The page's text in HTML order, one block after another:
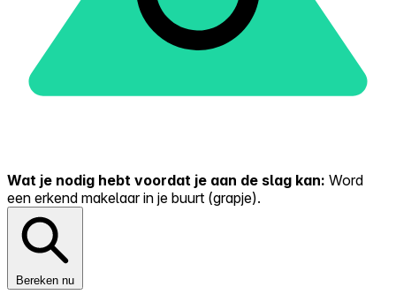
Wat je nodig hebt voordat je aan de slag kan: Word
een erkend makelaar in je buurt (grapje).
Bereken nu